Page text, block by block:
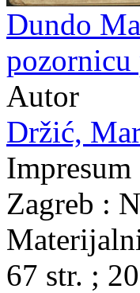
Dundo
Autor
Držić,
Impresum
Zagreb :
67 str. ;